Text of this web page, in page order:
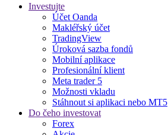
Investujte
Účet Oanda
Makléřský účet
TradingView
Úroková sazba fondů
Mobilní aplikace
Profesionální klient
Meta trader 5
Možnosti vkladu
Stáhnout si aplikaci nebo MT5
Do čeho investovat
Forex